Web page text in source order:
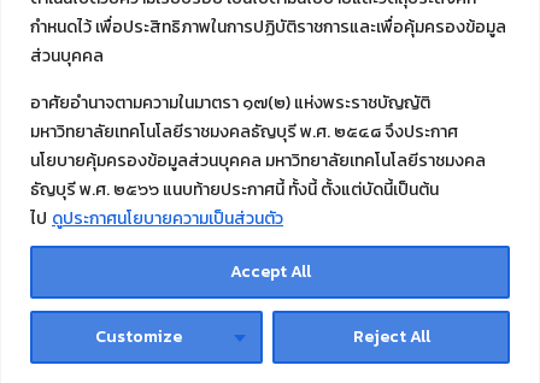
กำหนดไว้ เพื่อประสิทธิภาพในการปฏิบัติราชการและเพื่อคุ้มครองข้อมูล
ส่วนบุคคล
อาศัยอำนาจตามความในมาตรา ๑๗(๒) แห่งพระราชบัญญัติ
มหาวิทยาลัยเทคโนโลยีราชมงคลธัญบุรี พ.ศ. ๒๕๔๘ จึงประกาศ
นโยบายคุ้มครองข้อมูลส่วนบุคคล มหาวิทยาลัยเทคโนโลยีราชมงคล
ธัญบุรี พ.ศ. ๒๕๖๖ แนบท้ายประกาศนี้ ทั้งนี้ ตั้งแต่บัดนี้เป็นต้น
ไป ดูประกาศนโยบายความเป็นส่วนตัว
Customize Reject All
Accept All
© 2023 สำนักส่งเสริมวิชาการและงานทะเบียน (สวท.) มหาวิทยาลัย
เทคโนโลยีราชมงคลธัญบุรี
© 2023 Office of Academic Promotion and Registration,
Rajamangala University of Technology Thanyaburi